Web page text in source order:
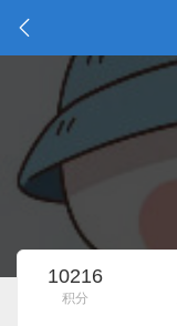
10216
积分